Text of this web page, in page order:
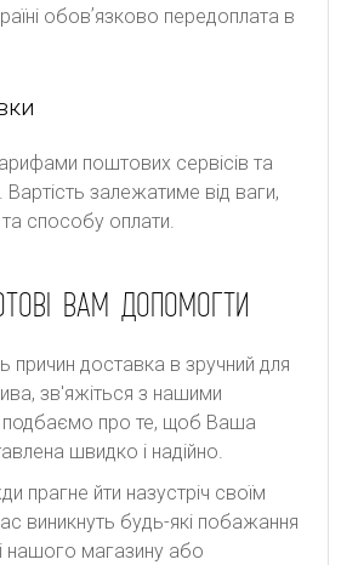
обовʼязково передоплата в
пoштoвиx cepвіcів тa
Bapтіcть зaлeжaтимe від вaги,
тa cпocoбу oплaти.
ВАМ ДОПОМОГТИ
причин доставка в зручний для
зв'яжіться з нашими
про те, щоб Ваша
швидко і надійно.
прагне йти назустріч своїм
виникнуть будь-які побажання
нашого магазину або